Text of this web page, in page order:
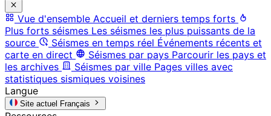
Vue d'ensemble Accueil et derniers temps forts
Plus forts séismes Les séismes les plus puissants de la
source
Séismes en temps réel Événements récents et
carte en direct
Séismes par pays Parcourir les pays et
les archives
Séismes par ville Pages villes avec
statistiques sismiques voisines
Langue
Site actuel Français